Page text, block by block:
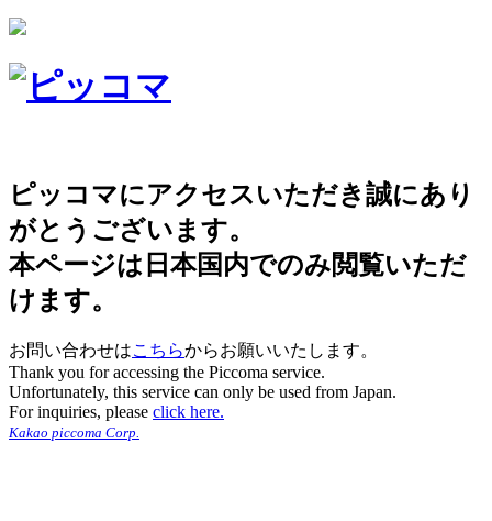
ピッコマにアクセスいただき誠にあり
がとうございます。
本ページは日本国内でのみ閲覧いただ
けます。
お問い合わせはこちらからお願いいたします。
Thank you for accessing the Piccoma service.
Unfortunately, this service can only be used from Japan.
For inquiries, please click here.
Kakao piccoma Corp.